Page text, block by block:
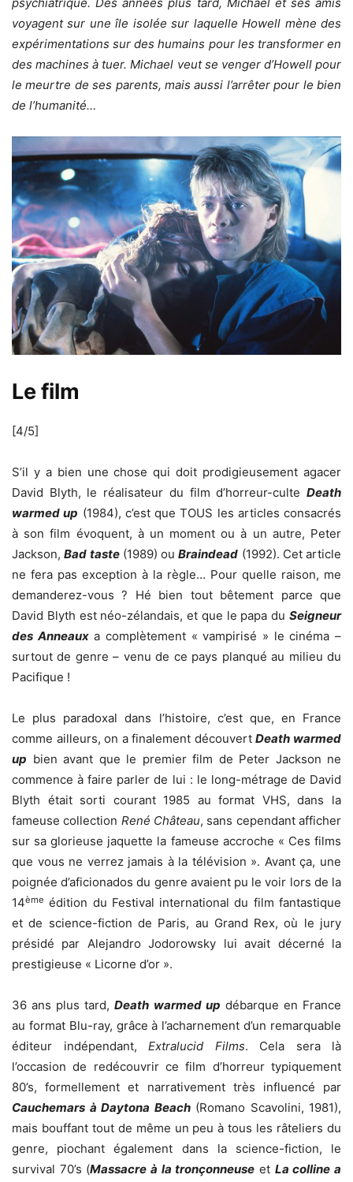
voyagent sur une île isolée sur laquelle Howell mène des
expérimentations sur des humains pour les transformer en
des machines à tuer. Michael veut se venger d’Howell pour
le meurtre de ses parents, mais aussi l’arrêter pour le bien
de l’humanité…
Le film
[4/5]
S’il y a bien une chose qui doit prodigieusement agacer
David Blyth, le réalisateur du film d’horreur-culte Death
warmed up (1984), c’est que TOUS les articles consacrés
à son film évoquent, à un moment ou à un autre, Peter
Jackson,Bad taste(1989) ouBraindead (1992). Cet article
ne fera pas exception à la règle… Pour quelle raison, me
demanderez-vous ? Hé bien tout bêtement parce que
David Blyth est néo-zélandais, et que le papa du Seigneur
des Anneauxa complètement « vampirisé » le cinéma –
surtout de genre – venu de ce pays planqué au milieu du
Pacifique !
Le plus paradoxal dans l’histoire, c’est que, en France
comme ailleurs, on a finalement découvertDeath warmed
up bien avant que le premier film de Peter Jackson ne
commence à faire parler de lui : le long-métrage de David
Blyth était sorti courant 1985 au format VHS, dans la
fameuse collection René Château, sans cependant afficher
sur sa glorieuse jaquette la fameuse accroche « Ces films
que vous ne verrez jamais à la télévision ». Avant ça, une
poignée d’aficionados du genre avaient pu le voir lors de la
14ème édition du Festival international du film fantastique
et de science-fiction de Paris, au Grand Rex, où le jury
présidé par Alejandro Jodorowsky lui avait décerné la
prestigieuse « Licorne d’or ».
36 ans plus tard,Death warmed up débarque en France
au format Blu-ray, grâce à l’acharnement d’un remarquable
éditeur indépendant, Extralucid Films. Cela sera là
l’occasion de redécouvrir ce film d’horreur typiquement
80’s, formellement et narrativement très influencé par
Cauchemars à Daytona Beach(Romano Scavolini, 1981),
mais bouffant tout de même un peu à tous les râteliers du
genre, piochant également dans la science-fiction, le
survival 70’s (Massacre à la tronçonneuse et La colline a